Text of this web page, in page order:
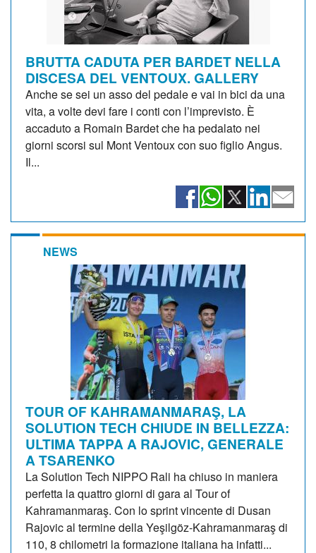
BRUTTA CADUTA PER BARDET NELLA
DISCESA DEL VENTOUX. GALLERY
Anche se sei un asso del pedale e vai in bici da una
vita, a volte devi fare i conti con l’imprevisto. È
accaduto a Romain Bardet che ha pedalato nei
giorni scorsi sul Mont Ventoux con suo figlio Angus.
Il...
NEWS
TOUR OF KAHRAMANMARAŞ, LA
SOLUTION TECH CHIUDE IN BELLEZZA:
ULTIMA TAPPA A RAJOVIC, GENERALE
A TSARENKO
La Solution Tech NIPPO Rali ha chiuso in maniera
perfetta la quattro giorni di gara al Tour of
Kahramanmaraş. Con lo sprint vincente di Dusan
Rajovic al termine della Yeşilgöz-Kahramanmaraş di
110, 8 chilometri la formazione italiana ha infatti...